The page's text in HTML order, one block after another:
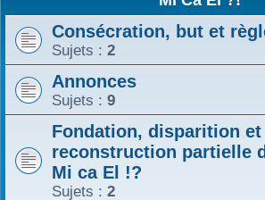
Consécration, but et
Sujets : 2
Annonces
Sujets : 9
Fondation, disparition et
reconstruction partielle
Mi ca El !?
Sujets : 2